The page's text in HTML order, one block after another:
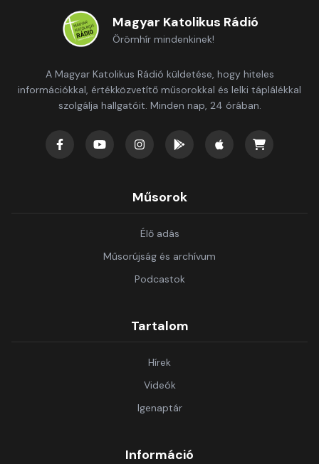
Magyar Katolikus Rádió
Örömhír mindenkinek!
A Magyar Katolikus Rádió küldetése, hogy hiteles
információkkal, értékközvetítő műsorokkal és lelki táplálékkal
szolgálja hallgatóit. Minden nap, 24 órában.
Műsorok
Élő adás
Műsorújság és archívum
Podcastok
Tartalom
Hírek
Videók
Igenaptár
Információ